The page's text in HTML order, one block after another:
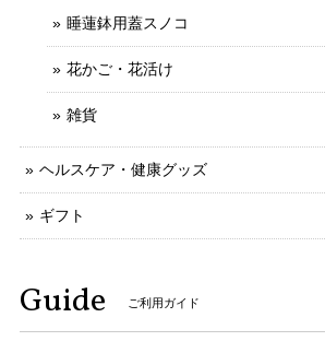
睡蓮鉢用蓋スノコ
花かご・花活け
雑貨
ヘルスケア・健康グッズ
ギフト
Guide ご利用ガイド